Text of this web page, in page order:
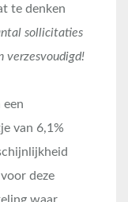
te denken
sollicitaties
verzesvoudigd!
een
van 6,1%
deze